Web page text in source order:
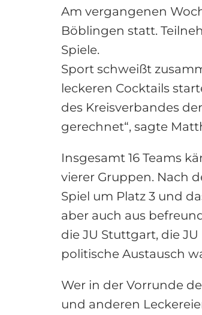
Am vergangenen
Böblingen statt.
Spiele.
Sport schweißt
leckeren Cocktails
des Kreisverbandes
gerechnet“, sagte
Insgesamt 16 Teams
vierer Gruppen. Nach
Spiel um Platz 3 und
aber auch aus
die JU Stuttgart, die
politische Austausch
Wer in der Vorrunde
und anderen